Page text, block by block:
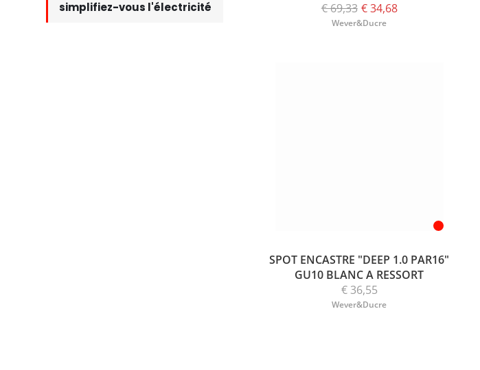
€ 69,33 € 34,68
Wever&Ducre
SPOT ENCASTRE "DEEP 1.0 PAR16"
GU10 BLANC A RESSORT
€ 36,55
Wever&Ducre
simplifiez-vous l'électricité